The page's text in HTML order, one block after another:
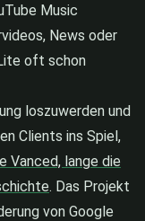
Music
News oder
oft schon
loszuwerden und
Clients ins Spiel,
Vanced, lange die
. Das Projekt
von Google